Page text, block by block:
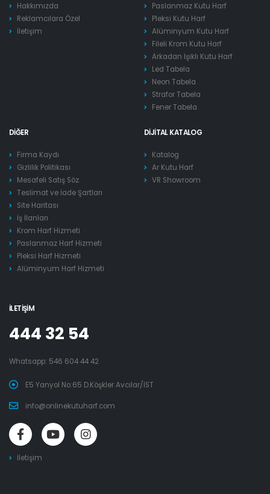
Hakkımızda
Reklamcılara Özel
İletişim
Paslanmaz Kutu Harf
Pleksi Kutu Harf
Alüminyum Kutu Harf
Fileli Krom Kutu Harf
Arkadan Işıklı Kutu Harf
Led Tabela
Neon Tabela
Strafor Tabela
Fener Tabela
DIĞER
Firma Kaydı
Gizlilik Politikası
Mesafeli Satış Söz.
Teslimat ve İade Şartları
Site Haritası
İş İlanları
Krom Harf Hizmeti
Paslanmaz Harf Hizmeti
Pleksi Harf Hizmeti
Alüminyum Harf Hizmeti
DIJITAL KATALOG
Katalog
Ar Kutu Harf
VR Showroom
İLETIŞIM
444 32 54
Whatsapp: 546 604 44 42
E5 Yanyol No:65 D.Köşkler Avcılar/İST
info@onlinekutuharf.com
İletişim